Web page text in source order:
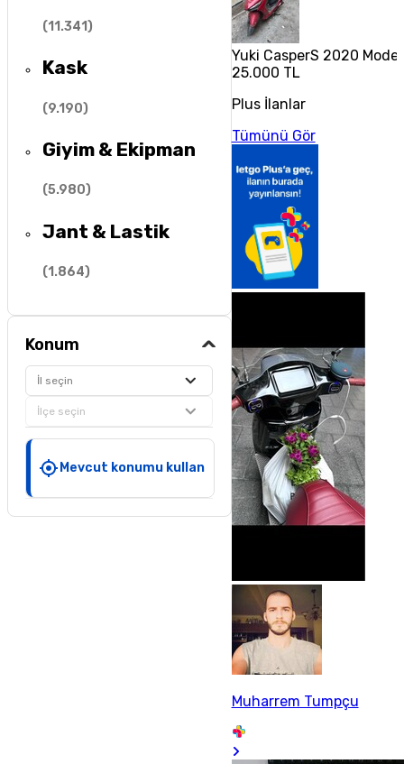
(11.341)
Kask
(9.190)
Giyim & Ekipman
(5.980)
Jant & Lastik
(1.864)
Konum
İl seçin
İlçe seçin
Mevcut konumu kullan
Yuki CasperS 2020
25.000 TL
Plus İlanlar
Tümünü Gör
Muharrem Tumpçu